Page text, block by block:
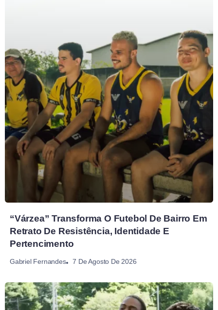
“Várzea” Transforma O Futebol De Bairro Em
Retrato De Resistência, Identidade E
Pertencimento
Gabriel Fernandes 7 De Agosto De 2026